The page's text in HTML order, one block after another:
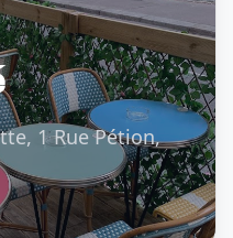
1 Rue Pétion,